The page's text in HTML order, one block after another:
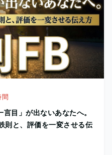
間
目」が出ないあなたへ。
則と、評価を一変させる伝